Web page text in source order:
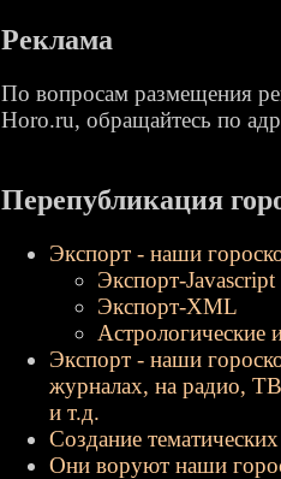
Реклама
По вопросам размещения
Horo.ru, обращайтесь по
Перепубликация
Экспорт - наши
Экспорт-Javascript
Экспорт-XML
Астрологические
Экспорт - наши
журналах, на радио,
и т.д.
Создание
Они воруют наши